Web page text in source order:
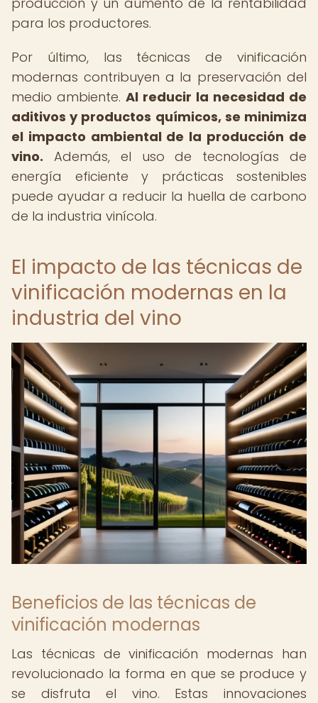
para los productores.
Por último, las técnicas de vinificación
modernas contribuyen a la preservación del
medio ambiente. Al reducir la necesidad de
aditivos y productos químicos, se minimiza
el impacto ambiental de la producción de
vino. Además, el uso de tecnologías de
energía eficiente y prácticas sostenibles
puede ayudar a reducir la huella de carbono
de la industria vinícola.
El impacto de las técnicas de
vinificación modernas en la
industria del vino
Beneficios de las técnicas de
vinificación modernas
Las técnicas de vinificación modernas han
revolucionado la forma en que se produce y
se disfruta el vino. Estas innovaciones